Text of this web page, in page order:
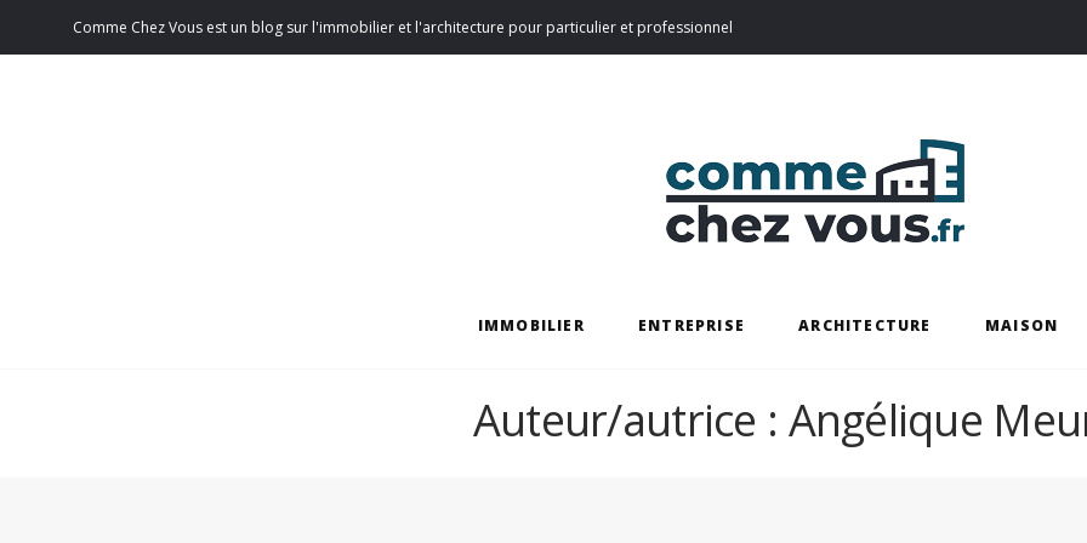
Comme Chez Vous est un blog sur l'immobilier et l'architecture pour particulier et professionnel
IMMOBILIER ENTREPRISE ARCHITECTURE MAISON
Auteur/autrice : Angélique